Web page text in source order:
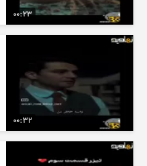
00:23
00:32